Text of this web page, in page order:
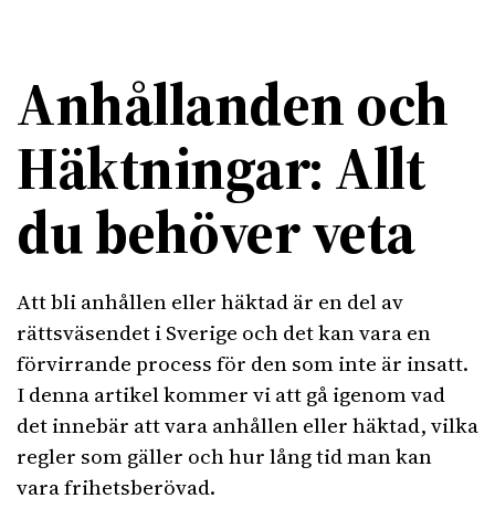
Anhållanden och
Häktningar: Allt
du behöver veta
Att bli anhållen eller häktad är en del av
rättsväsendet i Sverige och det kan vara en
förvirrande process för den som inte är insatt.
I denna artikel kommer vi att gå igenom vad
det innebär att vara anhållen eller häktad, vilka
regler som gäller och hur lång tid man kan
vara frihetsberövad.